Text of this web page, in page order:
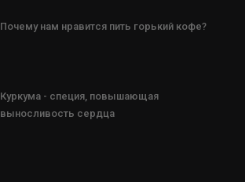
Почему нам нравится пить горький кофе?
Куркума - специя, повышающая
выносливость сердца